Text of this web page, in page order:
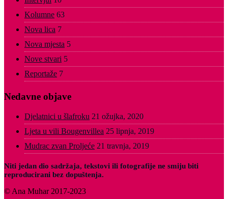
Kolumne 63
Nova lica 7
Nova mjesta 5
Nove stvari 5
Reportaže 7
Nedavne objave
Djelatnici u šlafroku 21 ožujka, 2020
Ljeta u vili Bougenvillea 25 lipnja, 2019
Mudrac zvan Proljeće 21 travnja, 2019
Niti jedan dio sadržaja, tekstovi ili fotografije ne smiju biti
reproducirani bez dopuštenja.
© Ana Muhar 2017-2023